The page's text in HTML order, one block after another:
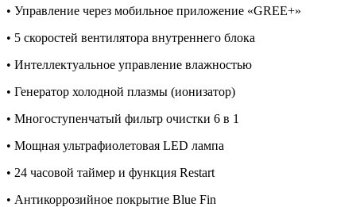
• Управление через мобильное приложение «GREE+»
• 5 скоростей вентилятора внутреннего блока
• Интеллектуальное управление влажностью
• Генератор холодной плазмы (ионизатор)
• Многоступенчатый фильтр очистки 6 в 1
• Мощная ультрафиолетовая LED лампа
• 24 часовой таймер и функция Restart
• Антикоррозийное покрытие Blue Fin